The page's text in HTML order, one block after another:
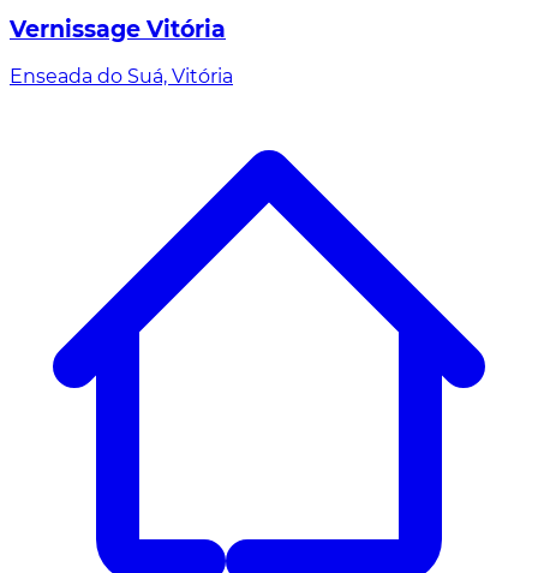
Vernissage Vitória
Enseada do Suá, Vitória